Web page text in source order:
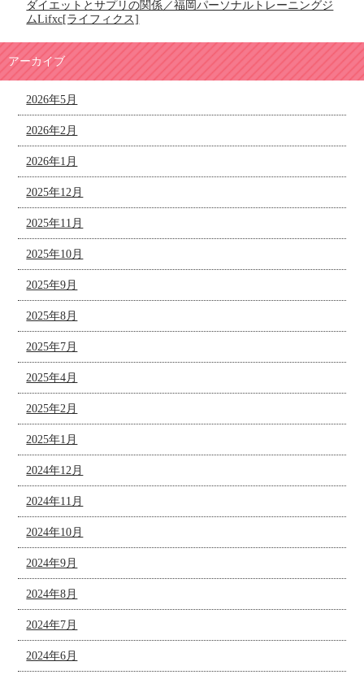
ダイエットとサプリの関係／福岡パーソナルトレーニングジ
ムLifxc[ライフィクス]
アーカイブ
2026年5月
2026年2月
2026年1月
2025年12月
2025年11月
2025年10月
2025年9月
2025年8月
2025年7月
2025年4月
2025年2月
2025年1月
2024年12月
2024年11月
2024年10月
2024年9月
2024年8月
2024年7月
2024年6月